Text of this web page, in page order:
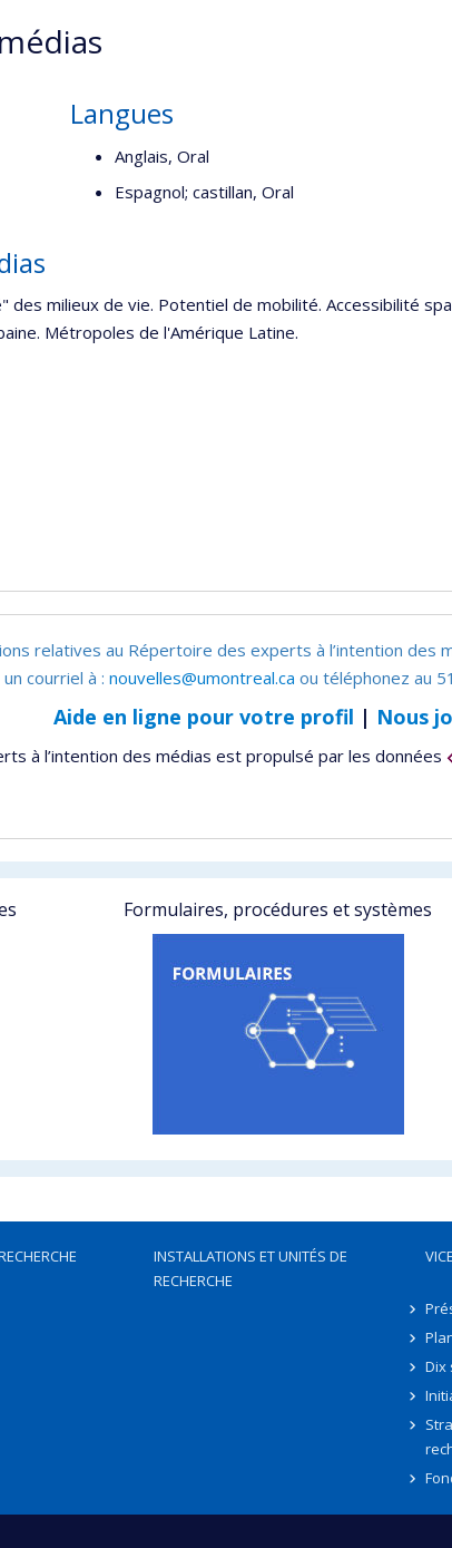
(faculté,département,école)
Langues
Anglais, Oral
Espagnol; castillan, Oral
des milieux de vie. Potentiel de mobilité. Accessibilité
Métropoles de l'Amérique Latine.
relatives au Répertoire des experts à l’intention des
un courriel à : nouvelles@umontreal.ca ou téléphonez au
Aide en ligne pour votre profil | Nous
à l’intention des médias est propulsé par les données
Formulaires, procédures et systèmes
INSTALLATIONS ET UNITÉS DE
RECHERCHE
Dix